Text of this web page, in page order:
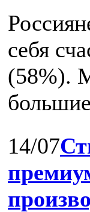
себя
(58%).
14/07